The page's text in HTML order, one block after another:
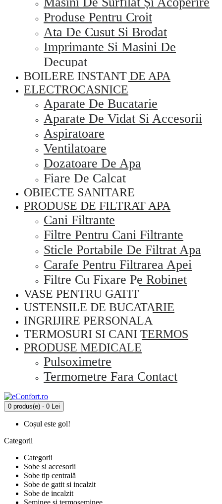
Produse Pentru Croit
Ata De Cusut Si Brodat
Imprimante Si Masini De
Decupat
BOILERE INSTANT DE APA
ELECTROCASNICE
Aparate De Bucatarie
Aparate De Vidat Si Accesorii
Aspiratoare
Ventilatoare
Dozatoare De Apa
Fiare De Calcat
OBIECTE SANITARE
PRODUSE DE FILTRAT APA
Cani Filtrante
Filtre Pentru Cani Filtrante
Sticle Portabile De Filtrat Apa
Carafe Pentru Filtrarea Apei
Filtre Cu Fixare Pe Robinet
VASE PENTRU GATIT
USTENSILE DE BUCATARIE
INGRIJIRE PERSONALA
TERMOSURI SI CANI TERMOS
PRODUSE MEDICALE
Pulsoximetre
Termometre Fara Contact
0 produs(e) - 0 Lei
Coșul este gol!
Categorii
Categorii
Sobe si accesorii
Sobe tip centrală
Sobe de gatit si incalzit
Sobe de incalzit